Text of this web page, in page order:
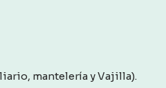
mantelería y Vajilla).